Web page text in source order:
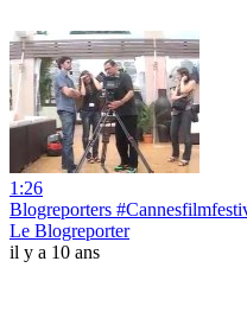
1:26
Blogreporters
Le Blogreporter
il y a 10 ans